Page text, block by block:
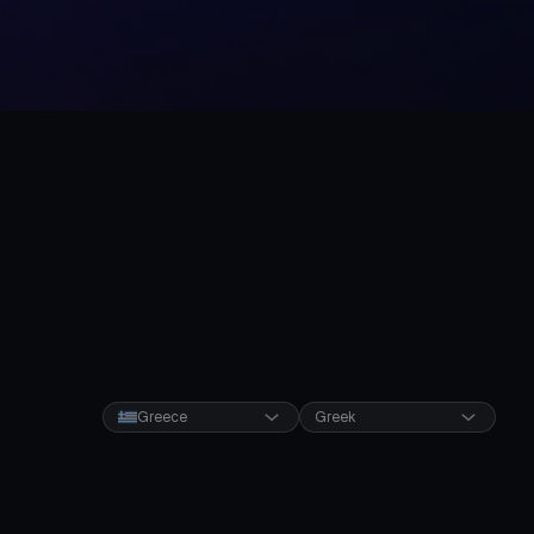
Greece Greek